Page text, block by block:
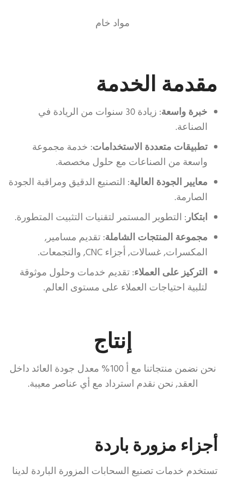
مواد خام
مقدمة الخدمة
خبرة واسعة
: زيادة 30 سنوات من الريادة في
الصناعة.
تطبيقات متعددة الاستخدامات: خدمة مجموعة
واسعة من الصناعات مع حلول مخصصة.
معايير الجودة العالية: التصنيع الدقيق ومراقبة الجودة
الصارمة.
ابتكار: التطوير المستمر لتقنيات التثبيت المتطورة.
مجموعة المنتجات الشاملة: تقديم مسامير,
المكسرات, غسالات, أجزاء CNC, والتجمعات.
التركيز على العملاء: تقديم خدمات وحلول موثوقة
لتلبية احتياجات العملاء على مستوى العالم.
إنتاج
نحن نضمن منتجاتنا مع أ 100% معدل جودة العائد داخل
العقد, نحن نقدم استرداد مع أي عناصر معيبة.
أجزاء مزورة باردة
تستخدم خدمات تصنيع السحابات المزورة الباردة لدينا